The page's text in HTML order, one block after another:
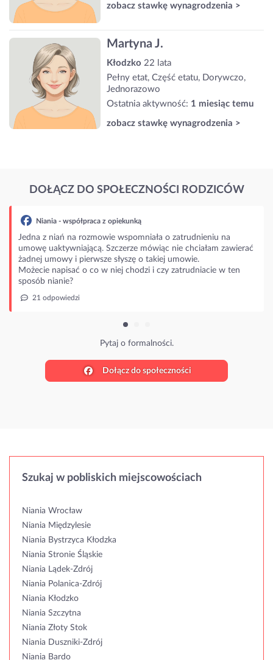
zobacz stawkę wynagrodzenia >
Martyna J.
Kłodzko 22 lata
Pełny etat, Część etatu, Dorywczo,
Jednorazowo
Ostatnia aktywność: 1 miesiąc temu
zobacz stawkę wynagrodzenia >
DOŁĄCZ DO SPOŁECZNOŚCI RODZICÓW
Dołącz do społeczności
Szukaj w pobliskich miejscowościach
Niania Wrocław
Niania Międzylesie
Niania Bystrzyca Kłodzka
Niania Stronie Śląskie
Niania Lądek-Zdrój
Niania Polanica-Zdrój
Niania Kłodzko
Niania Szczytna
Niania Złoty Stok
Niania Duszniki-Zdrój
Niania Bardo